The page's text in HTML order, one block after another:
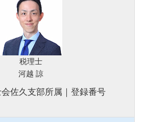
税理士
河越 諒
会佐久支部所属｜登録番号